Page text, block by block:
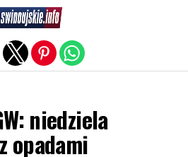
niedziela
opadami
mobile version